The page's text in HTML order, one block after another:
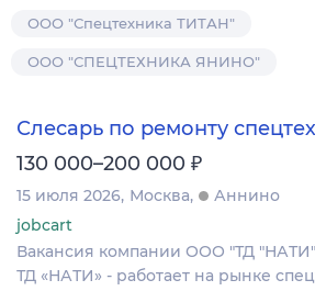
ООО "Спецтехника ТИТАН"
ООО "СПЕЦТЕХНИКА ЯНИНО"
Слесарь по ремонту
130 000–200 000 ₽
15 июля 2026 Москва
Аннино
jobcart
Вакансия компании ООО "ТД
ТД «НАТИ» - работает на рынке